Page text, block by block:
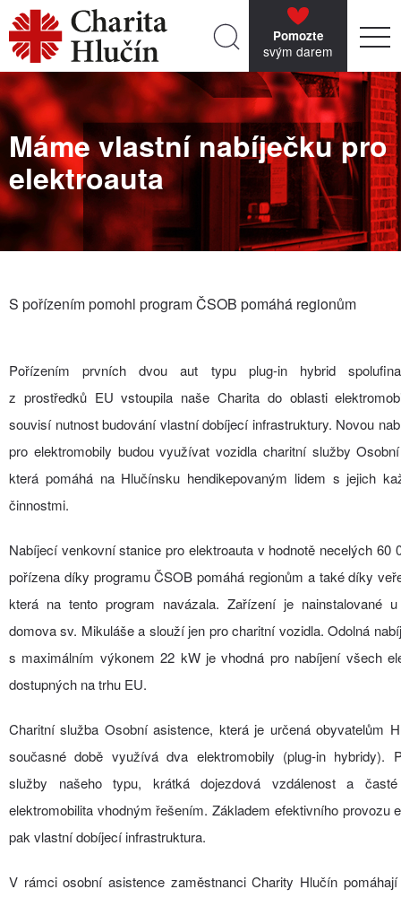
Pomozte
svým darem
Máme vlastní nabíječku pro
elektroauta
S pořízením pomohl program ČSOB pomáhá regionům
Pořízením prvních dvou aut typu plug-in hybrid
z prostředků EU vstoupila naše Charita do oblasti
souvisí nutnost budování vlastní dobíjecí infrastruktury. Novou
pro elektromobily budou využívat vozidla charitní služby
která pomáhá na Hlučínsku hendikepovaným lidem s jejich
činnostmi.
Nabíjecí venkovní stanice pro elektroauta v hodnotě necelých 60
pořízena díky programu ČSOB pomáhá regionům a také díky
která na tento program navázala. Zařízení je nainstalované u
domova sv. Mikuláše a slouží jen pro charitní vozidla. Odolná
s maximálním výkonem 22 kW je vhodná pro nabíjení všech
dostupných na trhu EU.
Charitní služba Osobní asistence, která je určená obyvatelům
současné době využívá dva elektromobily (plug-in hybridy).
služby našeho typu, krátká dojezdová vzdálenost a
elektromobilita vhodným řešením. Základem efektivního provozu
pak vlastní dobíjecí infrastruktura.
V rámci osobní asistence zaměstnanci Charity Hlučín